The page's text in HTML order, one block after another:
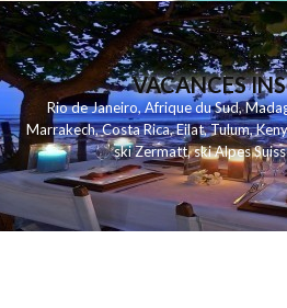
VACANCES
Rio de Janeiro,Afrique du Sud,
Marrakech,Costa Rica,Eilat,Tulum,
ski Zermatt,ski Alpes